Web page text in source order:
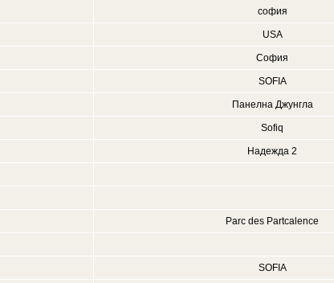
софия
USA
София
SOFIA
Панелна Джунгла
Sofiq
Надежда 2
Parc des Partcalence
SOFIA